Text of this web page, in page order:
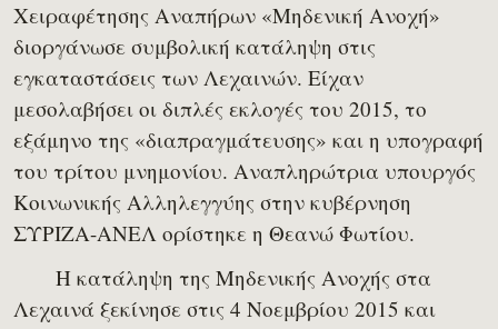
Χειραφέτησης Αναπήρων «Μηδενική Ανοχή»
διοργάνωσε συμβολική κατάληψη στις
εγκαταστάσεις των Λεχαινών. Είχαν
μεσολαβήσει οι διπλές εκλογές του 2015, το
εξάμηνο της «διαπραγμάτευσης» και η υπογραφή
του τρίτου μνημονίου. Αναπληρώτρια υπουργός
Κοινωνικής Αλληλεγγύης στην κυβέρνηση
ΣΥΡΙΖΑ-ΑΝΕΛ ορίστηκε η Θεανώ Φωτίου.
Η κατάληψη της Μηδενικής Ανοχής στα
Λεχαινά ξεκίνησε στις 4 Νοεμβρίου 2015 και